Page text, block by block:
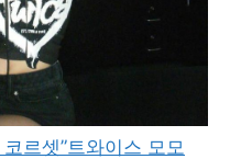
르셋”트와이스 모모